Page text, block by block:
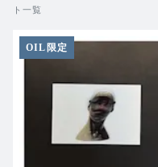
ト一覧
OIL限定